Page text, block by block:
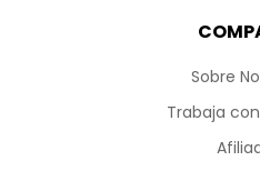
Sobre
Trabaja